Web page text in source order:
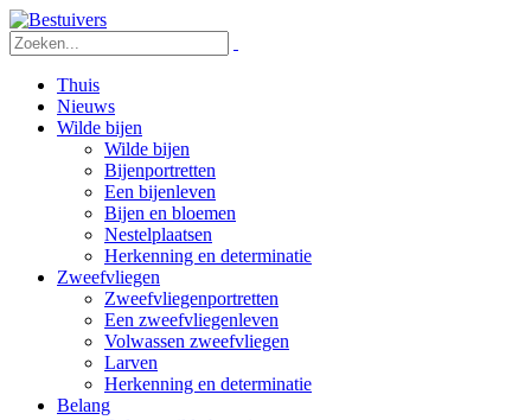
Thuis
Nieuws
Wilde bijen
Wilde bijen
Bijenportretten
Een bijenleven
Bijen en bloemen
Nestelplaatsen
Herkenning en determinatie
Zweefvliegen
Zweefvliegenportretten
Een zweefvliegenleven
Volwassen zweefvliegen
Larven
Herkenning en determinatie
Belang